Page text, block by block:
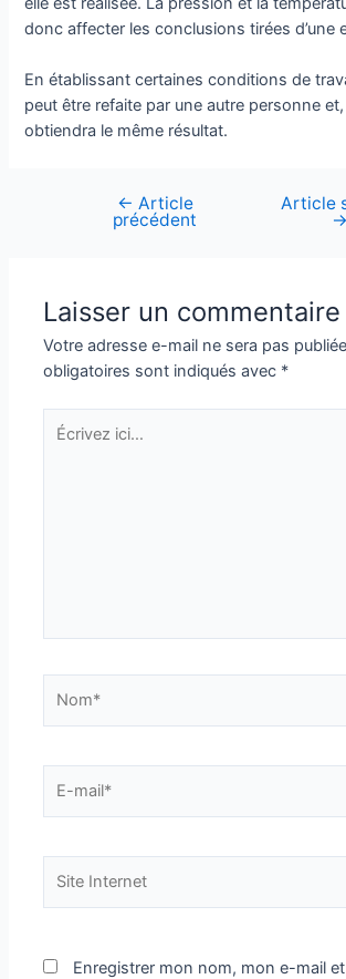
donc affecter les conclusions tirées d’une
En établissant certaines conditions de
peut être refaite par une autre personne
obtiendra le même résultat.
Navigation
← Article
précédent
Article
→
Laisser un commentaire
Votre adresse e-mail ne sera pas
obligatoires sont indiqués avec *
Écrivez
ici…
mail*
Internet
Enregistrer mon nom, mon e-mail